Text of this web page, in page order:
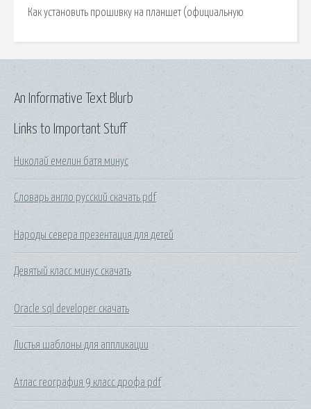
Как установить прошивку на планшет (официальную
Links to Important Stuff
Николай емелин батя минус
Словарь англо русский скачать pdf
Народы севера презентация для детей
Девятый класс минус скачать
Oracle sql developer скачать
Листья шаблоны для аппликации
Атлас география 9 класс дрофа pdf
An Informative Text Blurb